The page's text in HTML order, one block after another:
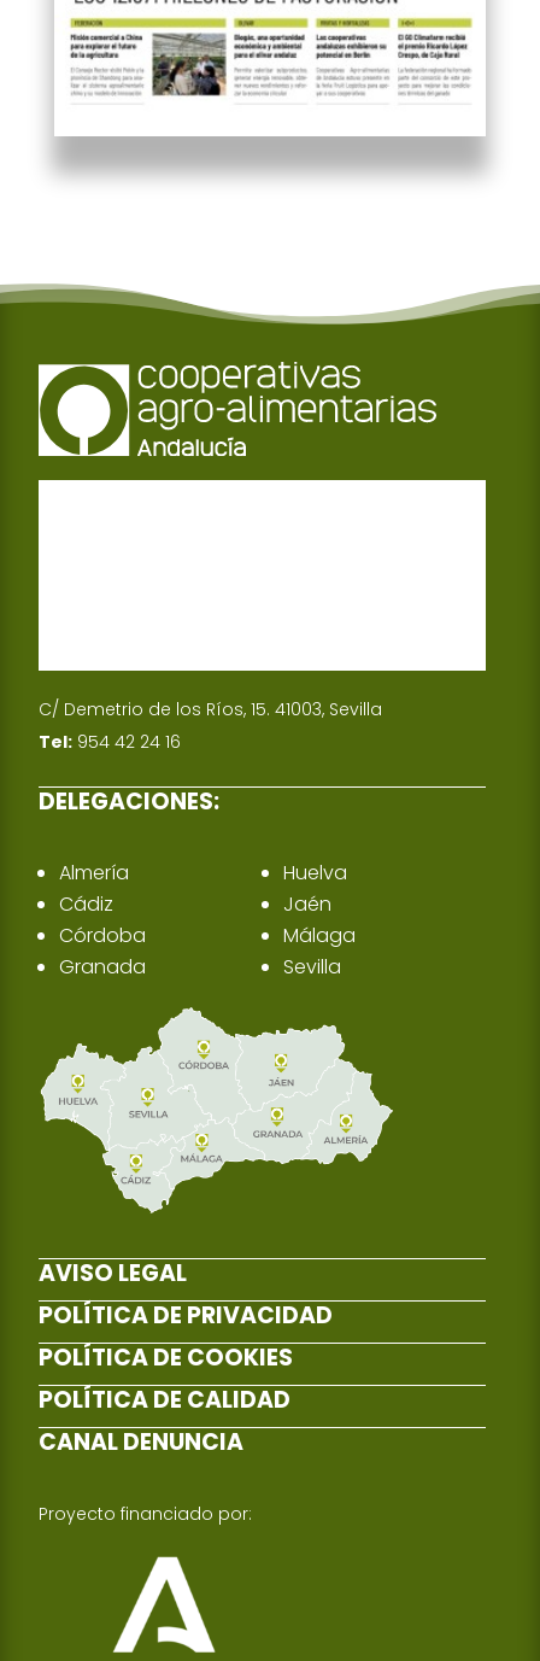
C/ Demetrio de los Ríos, 15. 41003, Sevilla
Tel: 954 42 24 16
DELEGACIONES:
Almería
Cádiz
Córdoba
Granada
Huelva
Jaén
Málaga
Sevilla
AVISO LEGAL
POLÍTICA DE PRIVACIDAD
POLÍTICA DE COOKIES
POLÍTICA DE CALIDAD
CANAL DENUNCIA
Proyecto financiado por: